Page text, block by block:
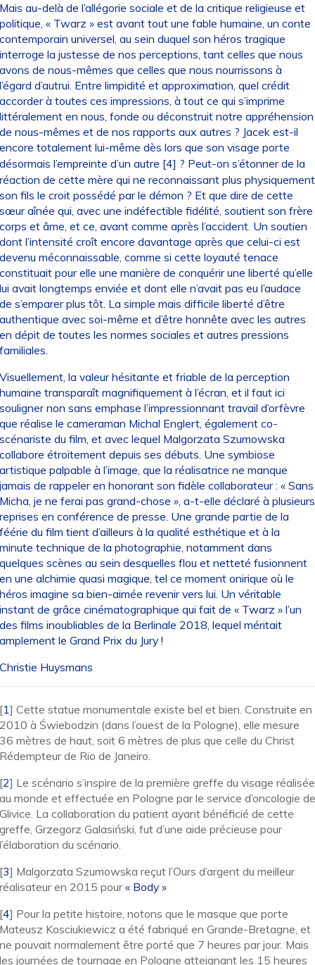
au-delà de l’allégorie sociale et de la critique religieuse et
« Twarz » est avant tout une fable humaine, un conte
universel, au sein duquel son héros tragique
la justesse de nos perceptions, tant celles que nous
de nous-mêmes que celles que nous nourrissons à
d’autrui. Entre limpidité et approximation, quel crédit
à toutes ces impressions, à tout ce qui s’imprime
en nous, fonde ou déconstruit notre appréhension
nous-mêmes et de nos rapports aux autres ? Jacek est-il
totalement lui-même dès lors que son visage porte
l’empreinte d’un autre [4] ? Peut-on s’étonner de la
de cette mère qui ne reconnaissant plus physiquement
fils le croit possédé par le démon ? Et que dire de cette
aînée qui, avec une indéfectible fidélité, soutient son frère
et âme, et ce, avant comme après l’accident. Un soutien
l’intensité croît encore davantage après que celui-ci est
méconnaissable, comme si cette loyauté tenace
pour elle une manière de conquérir une liberté qu’elle
avait longtemps enviée et dont elle n’avait pas eu l’audace
s’emparer plus tôt. La simple mais difficile liberté d’être
avec soi-même et d’être honnête avec les autres
dépit de toutes les normes sociales et autres pressions
la valeur hésitante et friable de la perception
transparaît magnifiquement à l’écran, et il faut ici
non sans emphase l’impressionnant travail d’orfèvre
réalise le cameraman Michal Englert, également co-
du film, et avec lequel Malgorzata Szumowska
étroitement depuis ses débuts. Une symbiose
palpable à l’image, que la réalisatrice ne manque
de rappeler en honorant son fidèle collaborateur : « Sans
je ne ferai pas grand-chose », a-t-elle déclaré à plusieurs
en conférence de presse. Une grande partie de la
du film tient d’ailleurs à la qualité esthétique et à la
technique de la photographie, notamment dans
scènes au sein desquelles flou et netteté fusionnent
une alchimie quasi magique, tel ce moment onirique où le
imagine sa bien-aimée revenir vers lui. Un véritable
de grâce cinématographique qui fait de « Twarz » l’un
films inoubliables de la Berlinale 2018, lequel méritait
le Grand Prix du Jury !
Huysmans
1] Cette statue monumentale existe bel et bien. Construite en
à Świebodzin (dans l’ouest de la Pologne), elle mesure
mètres de haut, soit 6 mètres de plus que celle du Christ
de Rio de Janeiro.
2] Le scénario s’inspire de la première greffe du visage réalisée
monde et effectuée en Pologne par le service d’oncologie de
La collaboration du patient ayant bénéficié de cette
Grzegorz Galasiński, fut d’une aide précieuse pour
du scénario.
3] Malgorzata Szumowska reçut l’Ours d’argent du meilleur
en 2015 pour« Body »
4] Pour la petite histoire, notons que le masque que porte
Kosciukiewicz a été fabriqué en Grande-Bretagne, et
pouvait normalement être porté que 7 heures par jour. Mais
journées de tournage en Pologne atteignant les 15 heures